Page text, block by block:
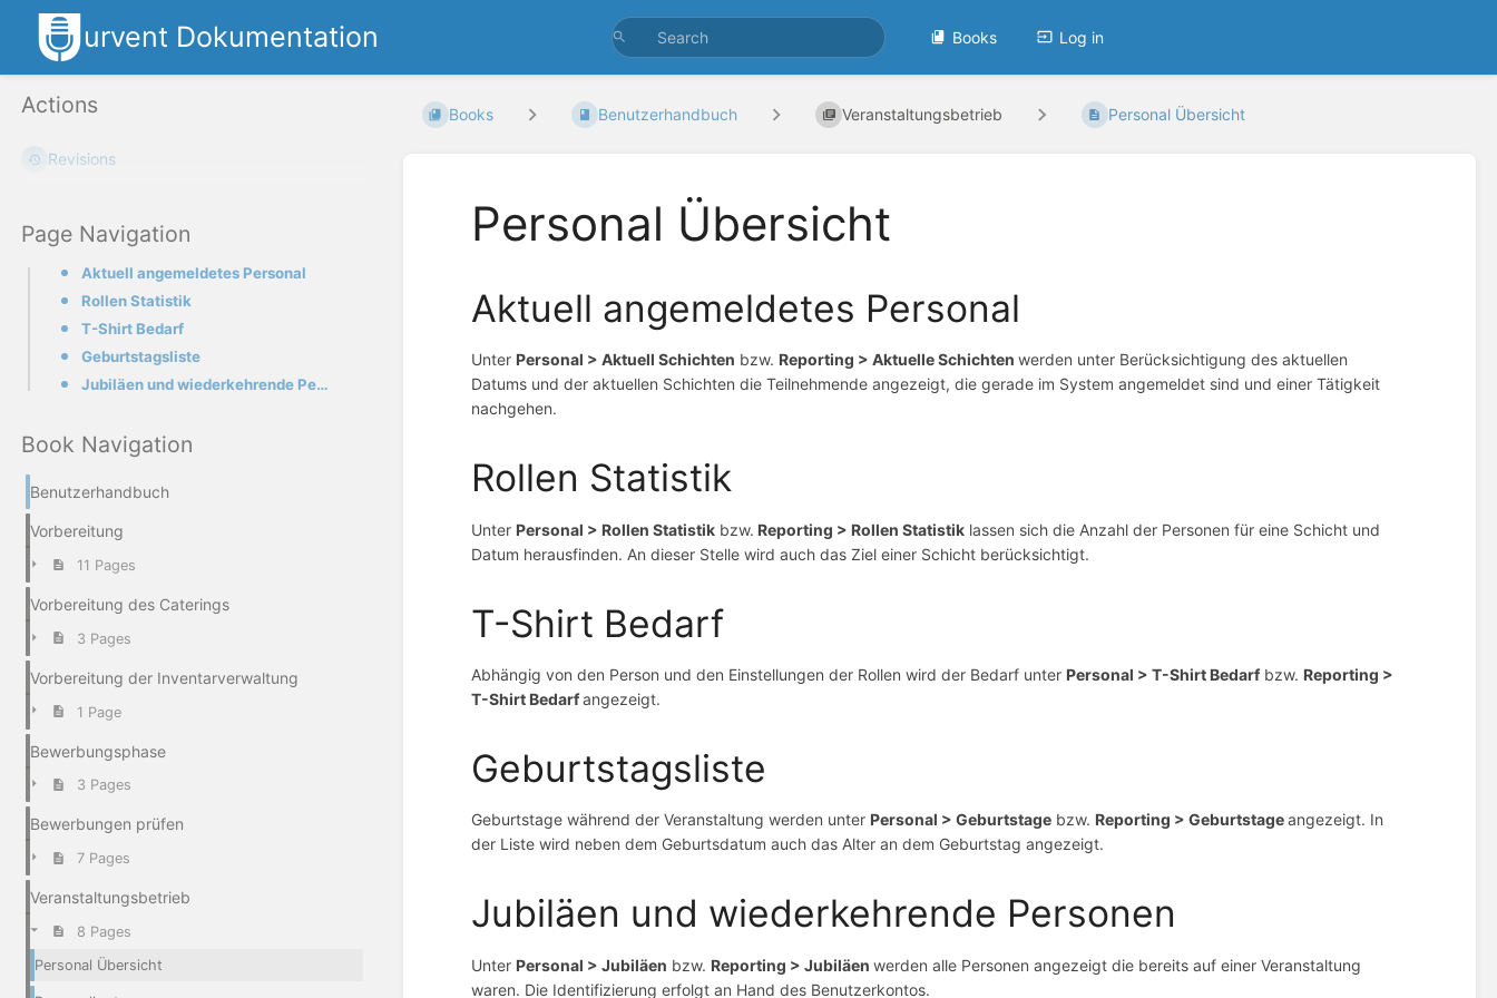
urvent Dokumentation Books Log in
Actions
Revisions
Page Navigation
Aktuell angemeldetes Personal
Rollen Statistik
T-Shirt Bedarf
Geburtstagsliste
Jubiläen und wiederkehrende Personen
Book Navigation
Benutzerhandbuch
Vorbereitung
11 Pages
Vorbereitung des Caterings
3 Pages
Vorbereitung der Inventarverwaltung
1 Page
Bewerbungsphase
3 Pages
Bewerbungen prüfen
7 Pages
Veranstaltungsbetrieb
8 Pages
Personal Übersicht
Books Benutzerhandbuch Veranstaltungsbetrieb Personal Übersicht
Personal Übersicht
Aktuell angemeldetes Personal
Unter Personal > Aktuell Schichten bzw. Reporting > Aktuelle Schichtenwerden unter Berücksichtigung des aktuellen
Datums und der aktuellen Schichten die Teilnehmende angezeigt, die gerade im System angemeldet sind und einer Tätigkeit
nachgehen.
Rollen Statistik
Unter Personal > Rollen Statistik bzw. Reporting > Rollen Statistik lassen sich die Anzahl der Personen für eine Schicht und
Datum herausfinden. An dieser Stelle wird auch das Ziel einer Schicht berücksichtigt.
T-Shirt Bedarf
Abhängig von den Person und den Einstellungen der Rollen wird der Bedarf unter Personal > T-Shirt Bedarfbzw. Reporting >
T-Shirt Bedarfangezeigt.
Geburtstagsliste
Geburtstage während der Veranstaltung werden unter Personal > Geburtstage bzw. Reporting > Geburtstageangezeigt. In
der Liste wird neben dem Geburtsdatum auch das Alter an dem Geburtstag angezeigt.
Jubiläen und wiederkehrende Personen
Unter Personal > Jubiläen bzw. Reporting > Jubiläenwerden alle Personen angezeigt die bereits auf einer Veranstaltung
waren. Die Identifizierung erfolgt an Hand des Benutzerkontos.